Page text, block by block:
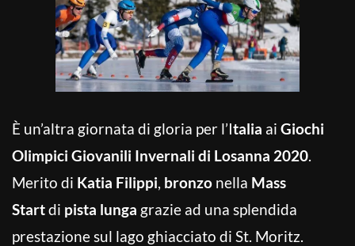
È un’altra giornata di gloria per l’Italia ai Giochi
Olimpici Giovanili Invernali di Losanna 2020.
Merito di Katia Filippi, bronzo nella Mass
Startdi pista lunga grazie ad una splendida
prestazione sul lago ghiacciato di St. Moritz.